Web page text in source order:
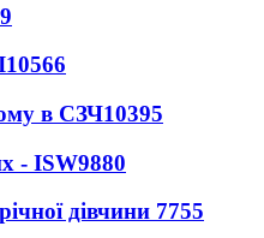
10566
в СЗЧ10395
- ISW9880
дівчини 7755